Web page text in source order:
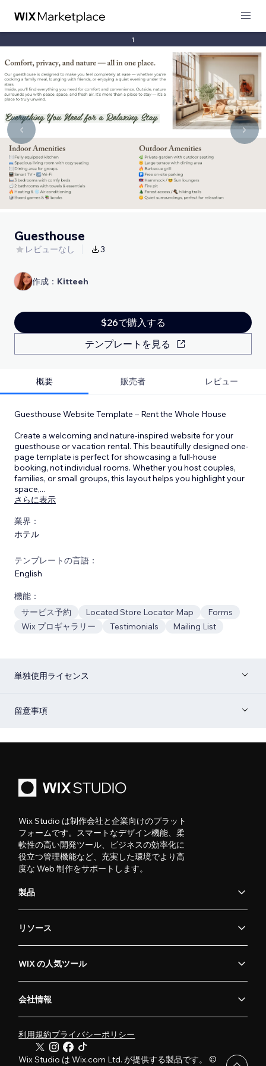
1
Guesthouse
レビューなし 3
作成： Kitteeh
$26で購入する
テンプレートを見る
概要 販売者 レビュー
Guesthouse Website Template – Rent the Whole House
Create a welcoming and nature-inspired website for your
guesthouse or vacation rental. This beautifully designed one-
page template is perfect for showcasing a full-house
booking, not individual rooms. Whether you host couples,
families, or small groups, this layout helps you highlight your
space,...
さらに表示
業界：
ホテル
テンプレートの言語：
English
機能：
サービス予約
Located Store Locator Map
Forms
Wix プロギャラリー
Testimonials Mailing List
単独使用ライセンス
留意事項
Wix Studio は制作会社と企業向けのプラット
フォームです。スマートなデザイン機能、柔
軟性の高い開発ツール、ビジネスの効率化に
役立つ管理機能など、充実した環境でより高
度な Web 制作をサポートします。
製品
リソース
WIX の人気ツール
会社情報
利用規約プライバシーポリシー
Wix Studio は Wix.com Ltd. が提供する製品です。 ©